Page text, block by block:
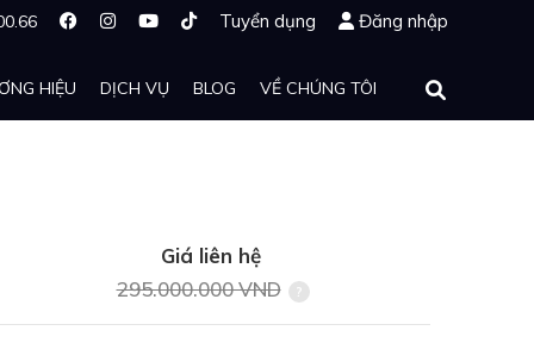
Tuyển dụng Đăng nhập
HIỆU DỊCH VỤ BLOG VỀ CHÚNG TÔI
Giá liên hệ
295.000.000 VND